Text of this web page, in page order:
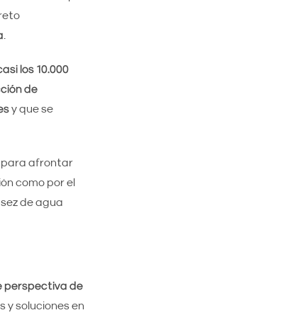
los 10.000
de
y que se
afrontar
como por el
de agua
perspectiva de
y soluciones en